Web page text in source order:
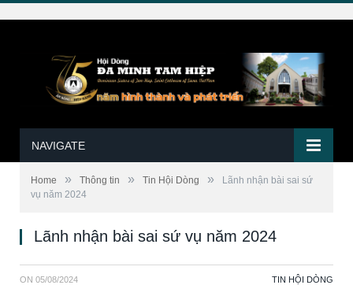
NAVIGATE
Home » Thông tin » Tin Hội Dòng »
Lãnh nhận bài sai sứ
vụ năm 2024
Lãnh nhận bài sai sứ vụ năm 2024
ON 05/08/2024 TIN HỘI DÒNG